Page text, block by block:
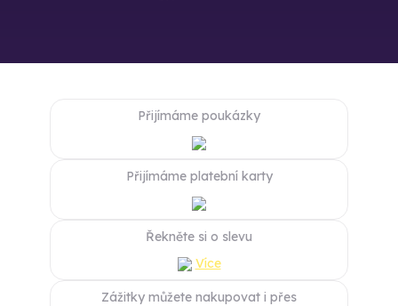
Přijímáme poukázky
Přijímáme platební karty
Řekněte si o slevu
Více
Zážitky můžete nakupovat i přes